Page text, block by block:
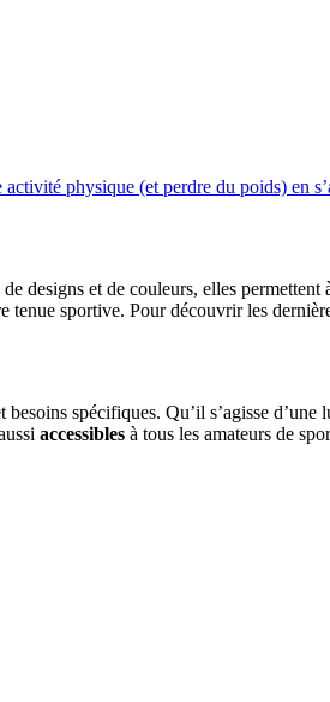
physique (et perdre du poids) en
designs et de couleurs, elles
tenue sportive. Pour découvrir les
spécifiques. Qu’il s’agisse
accessibles à tous les amateurs de